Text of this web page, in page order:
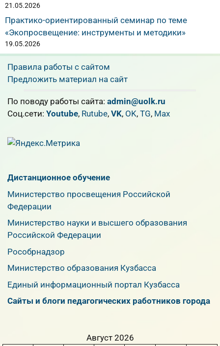
21.05.2026
Практико-ориентированный семинар по теме
«Экопросвещение: инструменты и методики»
19.05.2026
Правила работы с сайтом
Предложить материал на сайт
По поводу работы сайта: admin@uolk.ru
Cоц.сети: Youtube, Rutube, VK, OK, TG, Max
Дистанционное обучение
Министерство просвещения Российской
Федерации
Министерство науки и высшего образования
Российской Федерации
Рособрнадзор
Министерство образования Кузбасса
Единый информационный портал Кузбасса
Сайты и блоги педагогических работников города
Август 2026